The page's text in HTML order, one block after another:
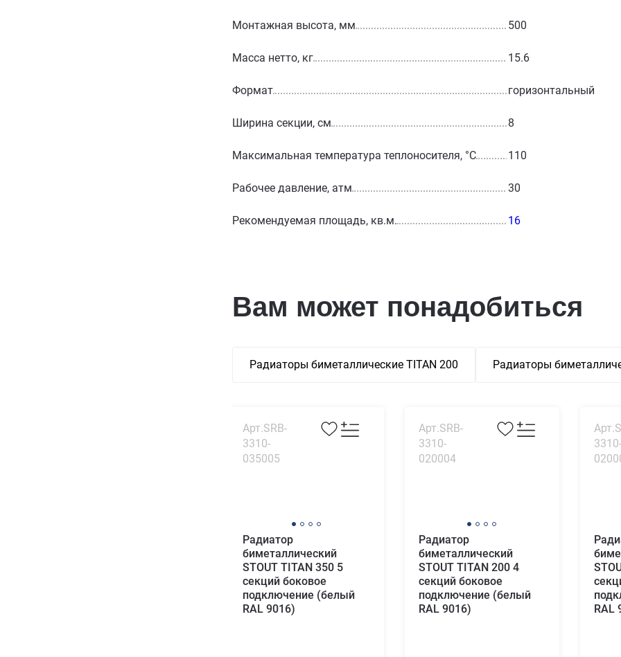
Монтажная высота, мм 500
Масса нетто, кг 15.6
Формат горизонтальный
Ширина секции, см 8
Максимальная температура теплоносителя, °С 110
Рабочее давление, атм 30
Рекомендуемая площадь, кв.м. 16
Вам может понадобиться
Радиаторы биметаллические TITAN 200 Радиаторы
Арт.SRB-
3310-
035005
Радиатор
биметаллический
STOUT TITAN 350 5
секций боковое
подключение (белый
RAL 9016)
Арт.SRB-
3310-
020004
Радиатор
биметаллический
STOUT TITAN 200 4
секций боковое
подключение (белый
RAL 9016)
3310-
RAL